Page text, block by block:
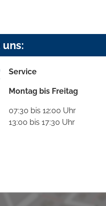
Service
Montag bis Freitag
07:30 bis 12:00 Uhr
13:00 bis 17:30 Uhr